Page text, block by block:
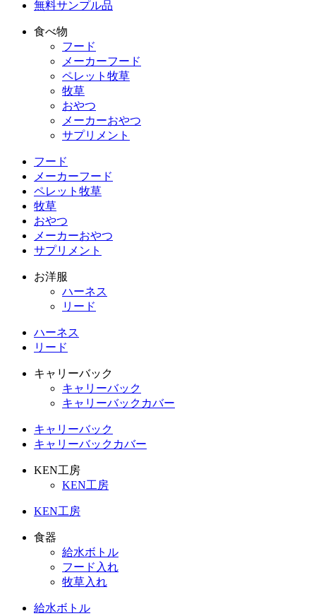
無料サンプル品
食べ物
フード
メーカーフード
ペレット牧草
牧草
おやつ
メーカーおやつ
サプリメント
フード
メーカーフード
ペレット牧草
牧草
おやつ
メーカーおやつ
サプリメント
お洋服
ハーネス
リード
ハーネス
リード
キャリーバック
キャリーバック
キャリーバックカバー
キャリーバック
キャリーバックカバー
KEN工房
KEN工房
KEN工房
食器
給水ボトル
フード入れ
牧草入れ
給水ボトル